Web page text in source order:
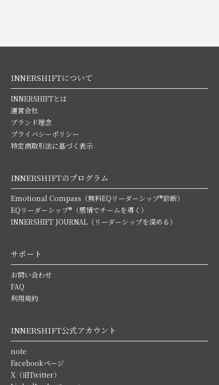
INNERSHIFTについて
INNERSHIFTとは
運営会社
ブランド理念
プライバシーポリシー
特定商取引法に基づく表示
INNERSHIFTのプログラム
Emotional Compass（無料EQリーダーシップ®診断）
EQリーダーシップ®（感情でチームを導く）
INNERSHIFT JOURNAL（リーダーシップを深める）
サポート
お問い合わせ
FAQ
利用規約
INNERSHIFT公式アカウント
note
Facebookページ
X（旧Twitter）